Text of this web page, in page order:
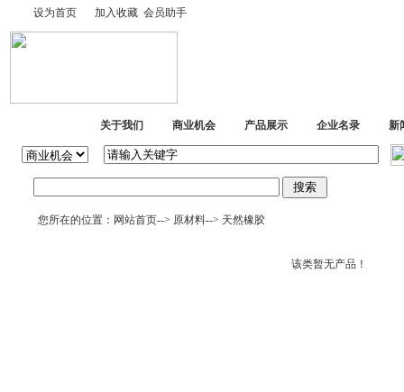
设为首页 加入收藏 会员助手
关于我们 商业机会 产品展示 企业名录 新
您所在的位置： 网站首页--> 原材料--> 天然橡胶
该类暂无产品！